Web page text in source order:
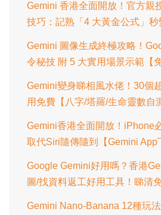
Gemini 香港全面開放！官方親
技巧：記熟「4 大黃金公式」
Gemini 圖像生成終極攻略！
令秘技 附 5 大實用場景示範【
Gemini變身睇相風水佬！30個
用免費【八字/塔羅/生命靈數自
Gemini香港全面開放！iPhone
取代Siri隨傳隨到【Gemini App
Google Gemini好用嗎？香港
圖/找資料返工好用工具！睇清
Gemini Nano-Banana 12種玩